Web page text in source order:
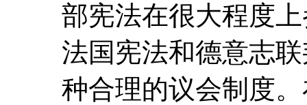
部宪法在很大程度
法国宪法和德意志
种合理的议会制度